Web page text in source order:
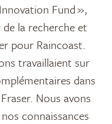
Fund »,
la recherche et
pour Raincoast.
travaillaient sur
dans
Nous avons
connaissances